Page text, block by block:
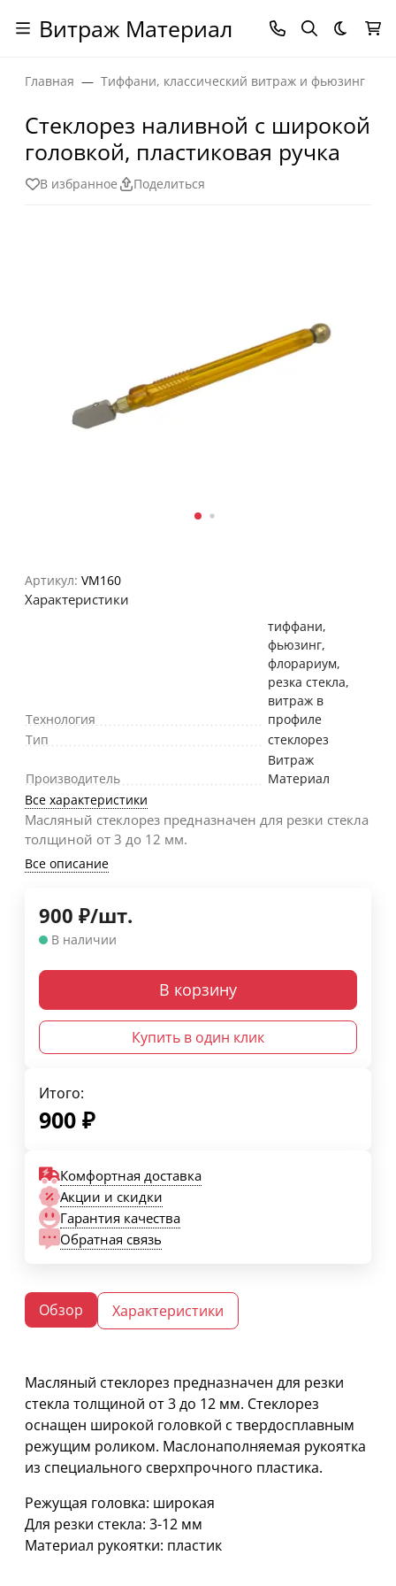
Витраж Материал Темная
Главная Тиффани, классический витраж и фьюзинг
Стеклорез наливной с широкой
головкой, пластиковая ручка
В избранное Поделиться
Артикул: VM160
Характеристики
Технология
тиффани,
фьюзинг,
флорариум,
резка стекла,
витраж в
профиле
Тип
стеклорез
Производитель
Витраж
Материал
Все характеристики
Масляный стеклорез предназначен для резки стекла
толщиной от 3 до 12 мм.
Все описание
900 ₽/шт.
В наличии
В корзину
Купить в один клик
Итого:
900 ₽
Комфортная доставка
Акции и скидки
Гарантия качества
Обратная связь
Обзор Характеристики
Масляный стеклорез предназначен для резки
стекла толщиной от 3 до 12 мм. Стеклорез
оснащен широкой головкой с твердосплавным
режущим роликом. Маслонаполняемая рукоятка
из специального сверхпрочного пластика.
Режущая головка: широкая
Для резки стекла: 3-12 мм
Материал рукоятки: пластик